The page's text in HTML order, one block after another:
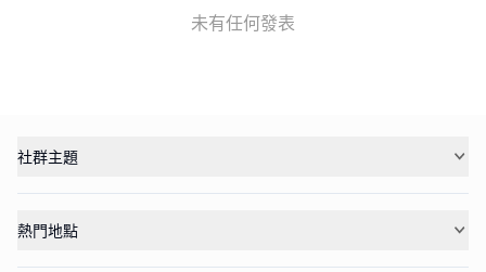
未有任何發表
社群主題
熱門地點